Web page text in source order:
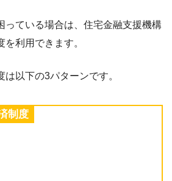
っている場合は、住宅金融支援機構
利用できます。
以下の3パターンです。
制度